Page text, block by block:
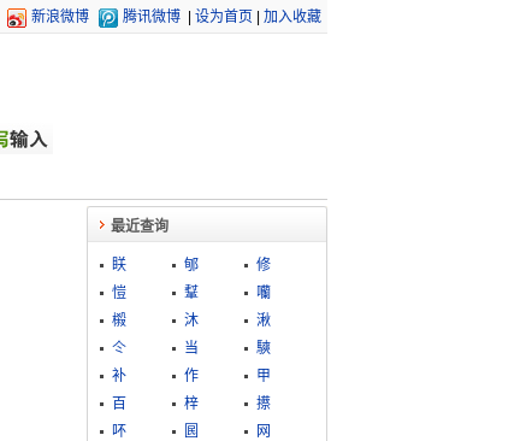
新浪微博 腾讯微博 设为首页 加入收藏
最近查询
眹 郇
修
愷
鞤
囒
榝
沐
湫
仒
当
騻
补
作
甲
百
梓
攃
吥
囻
网